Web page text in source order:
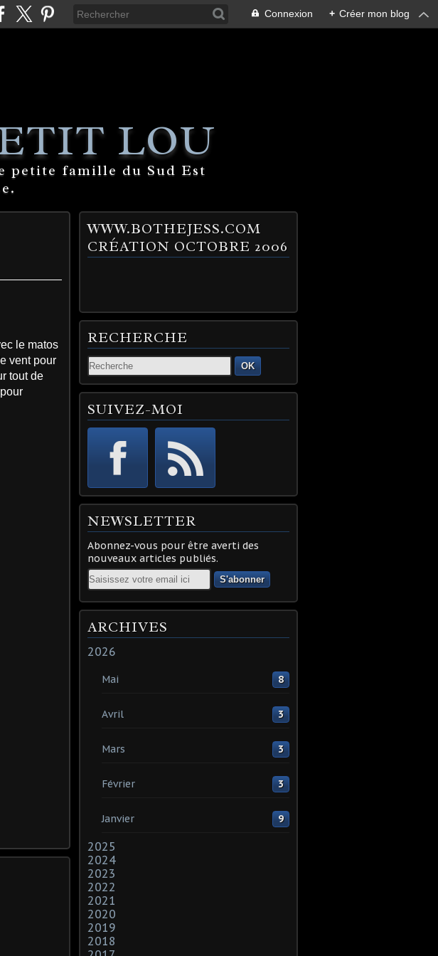
Connexion + Créer mon blog
LOU
petite famille du Sud Est
le matos
vent pour
tout de
WWW.BOTHEJESS.COM
CRÉATION OCTOBRE 2006
RECHERCHE
OK
SUIVEZ-MOI
NEWSLETTER
Abonnez-vous pour être averti des
nouveaux articles publiés.
Email
ARCHIVES
2026
Mai 8
Avril 3
Mars 3
Février 3
Janvier 9
2025
2024
2023
2022
2021
2020
2019
2018